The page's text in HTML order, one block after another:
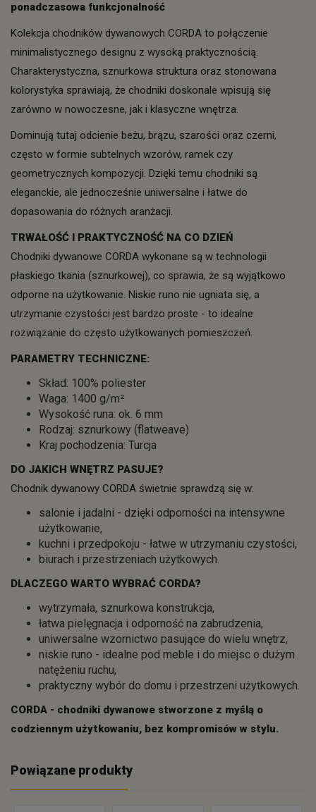
ponadczasowa funkcjonalność
Kolekcja chodników dywanowych CORDA to połączenie
minimalistycznego designu z wysoką praktycznością.
Charakterystyczna, sznurkowa struktura oraz stonowana
kolorystyka sprawiają, że chodniki doskonale wpisują się
zarówno w nowoczesne, jak i klasyczne wnętrza.
Dominują tutaj odcienie beżu, brązu, szarości oraz czerni,
często w formie subtelnych wzorów, ramek czy
geometrycznych kompozycji. Dzięki temu chodniki są
eleganckie, ale jednocześnie uniwersalne i łatwe do
dopasowania do różnych aranżacji.
TRWAŁOŚĆ I PRAKTYCZNOŚĆ NA CO DZIEŃ
Chodniki dywanowe CORDA wykonane są w technologii
płaskiego tkania (sznurkowej), co sprawia, że są wyjątkowo
odporne na użytkowanie. Niskie runo nie ugniata się, a
utrzymanie czystości jest bardzo proste - to idealne
rozwiązanie do często użytkowanych pomieszczeń.
PARAMETRY TECHNICZNE:
Skład: 100% poliester
Waga: 1400 g/m²
Wysokość runa: ok. 6 mm
Rodzaj: sznurkowy (flatweave)
Kraj pochodzenia: Turcja
DO JAKICH WNĘTRZ PASUJE?
Chodnik dywanowy CORDA świetnie sprawdzą się w:
salonie i jadalni - dzięki odporności na intensywne
użytkowanie,
kuchni i przedpokoju - łatwe w utrzymaniu czystości,
biurach i przestrzeniach użytkowych.
DLACZEGO WARTO WYBRAĆ CORDA?
wytrzymała, sznurkowa konstrukcja,
łatwa pielęgnacja i odporność na zabrudzenia,
uniwersalne wzornictwo pasujące do wielu wnętrz,
niskie runo - idealne pod meble i do miejsc o dużym
natężeniu ruchu,
praktyczny wybór do domu i przestrzeni użytkowych.
CORDA - chodniki dywanowe stworzone z myślą o
codziennym użytkowaniu, bez kompromisów w stylu.
Powiązane produkty